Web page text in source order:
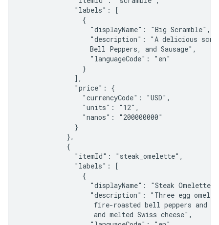
              "labels": [
                {
                  "displayName": "Big Scramble",
"description": "A delicious
                  Bell Peppers, and Sausage",
                  "languageCode": "en"
                }
              ],
              "price": {
                "currencyCode": "USD",
                "units": "12",
                "nanos": "200000000"
              }
            },
            {
              "itemId": "steak_omelette",
              "labels": [
                {
                  "displayName": "Steak Omelette",
"description": "Three egg
fire-roasted bell peppers and
                   and melted Swiss cheese",